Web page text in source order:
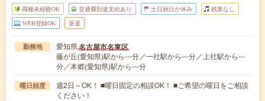
職種未経験OK 交通費別途支給あり 土日祝日が休み 残業なし
WEB登録OK 派遣
勤務地 愛知県名古屋市名東区
藤が丘(愛知県)駅から---分／一社駅から---分／上社駅から---
分／本郷(愛知県)駅から---分
曜日頻度
週2日～OK！ ■曜日固定の相談OK！ ■ご希望の曜日をご相談
ください！